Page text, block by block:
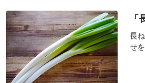
長
せ